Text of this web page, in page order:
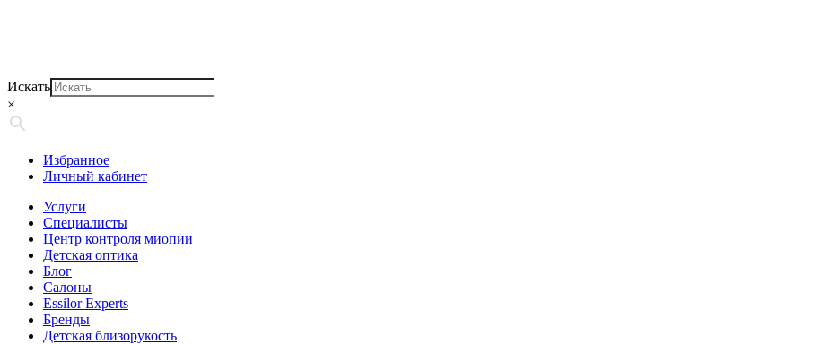
Искать
×
Избранное
Личный кабинет
Услуги
Специалисты
Центр контроля миопии
Детская оптика
Блог
Салоны
Essilor Experts
Бренды
Детская близорукость